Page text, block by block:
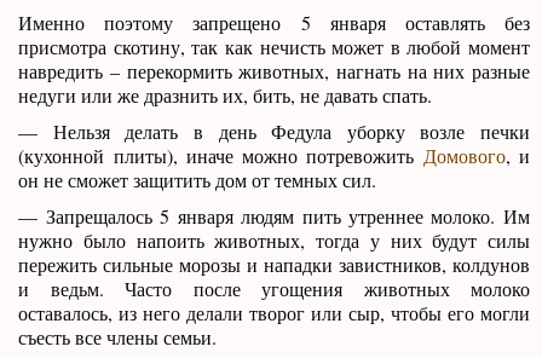
Именно поэтому запрещено 5 января оставлять без
присмотра скотину, так как нечисть может в любой момент
навредить – перекормить животных, нагнать на них разные
недуги или же дразнить их, бить, не давать спать.
— Нельзя делать в день Федула уборку возле печки
(кухонной плиты), иначе можно потревожить Домового, и
он не сможет защитить дом от темных сил.
— Запрещалось 5 января людям пить утреннее молоко. Им
нужно было напоить животных, тогда у них будут силы
пережить сильные морозы и нападки завистников, колдунов
и ведьм. Часто после угощения животных молоко
оставалось, из него делали творог или сыр, чтобы его могли
съесть все члены семьи.